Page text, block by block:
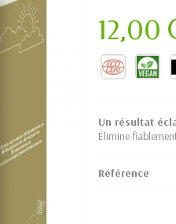
12,00
Un résultat
Élimine
Référence